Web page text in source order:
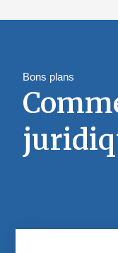
Bons plans